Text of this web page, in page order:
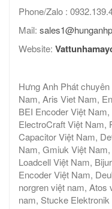
Phone/Zalo :
Mail:
Website:
Hưng Anh Phát
Nam, Aris Viet Nam,
BEI Encoder Việt
ElectroCraft Việt Nam,
Capacitor Việt Nam,
Nam, Gmiuk Việt
Loadcell Việt Nam,
Encoder Việt Nam,
norgren việt nam,
nam, Stucke